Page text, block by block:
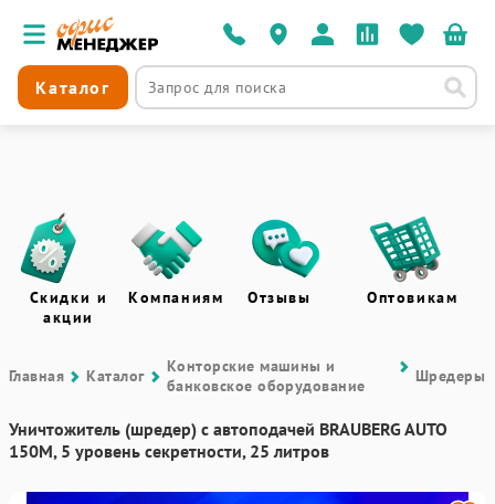
Каталог
Скидки и
акции
Компаниям Отзывы Оптовикам
Главная Каталог
Контоpские машины и
банковское оборудование
Шредеры
Уничтожитель (шредер) с автоподачей BRAUBERG AUTO
150M, 5 уровень секретности, 25 литров